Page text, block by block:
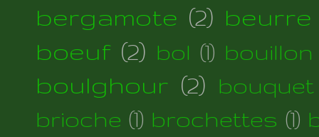
bergamote (2) beurre
boeuf (2) bol (1) bouillon
boulghour (2)
brioche (1) brochettes (1)